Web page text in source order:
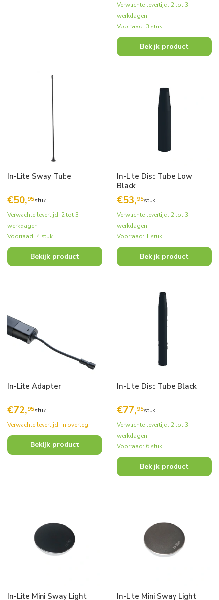
Verwachte levertijd: 2 tot 3
werkdagen
Voorraad: 3 stuk
Bekijk product
In-Lite Sway Tube
€50,95stuk
Verwachte levertijd: 2 tot 3
werkdagen
Voorraad: 4 stuk
Bekijk product
In-Lite Disc Tube Low
Black
€53,95stuk
Verwachte levertijd: 2 tot 3
werkdagen
Voorraad: 1 stuk
Bekijk product
In-Lite Adapter
€72,95stuk
Verwachte levertijd: In overleg
Bekijk product
In-Lite Disc Tube Black
€77,95stuk
Verwachte levertijd: 2 tot 3
werkdagen
Voorraad: 6 stuk
Bekijk product
In-Lite Mini Sway Light In-Lite Mini Sway Light